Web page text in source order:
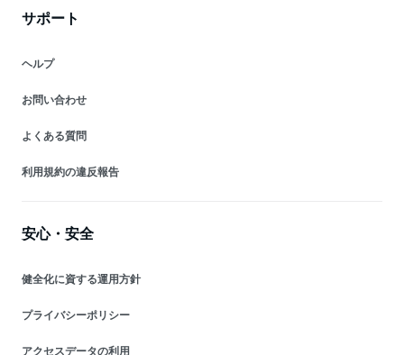
サポート
ヘルプ
お問い合わせ
よくある質問
利用規約の違反報告
安心・安全
健全化に資する運用方針
プライバシーポリシー
アクセスデータの利用